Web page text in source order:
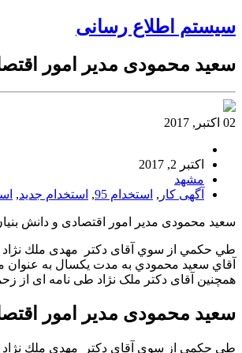
سیستم اطلاع رسانی
سعيد محمودی مدير امور
02 اکتبر, 2017
اکتبر 2, 2017
مشهد
آگهی کار , استخدام 95 , استخدام جدید,
سعيد محمودی مدير امور اقتصادی و دانش
طي حكمي از سوي آقای دكتر مهدی ملك نژاد
آقاي سعيد محمودي به مدت يكسال به عنوان
همچنین آقای دکتر ملک نژاد طی نامه ای از
سعيد محمودی مدير امور
طي حكمي از سوي آقای دكتر مهدی ملك نژاد